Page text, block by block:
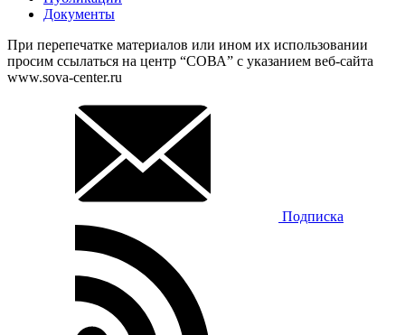
Документы
При перепечатке материалов или ином их использовании
просим ссылаться на центр “СОВА” с указанием веб-сайта
www.sova-center.ru
Подписка